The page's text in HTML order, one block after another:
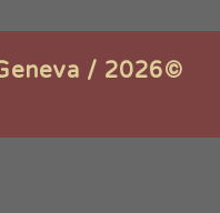
/ 2026©